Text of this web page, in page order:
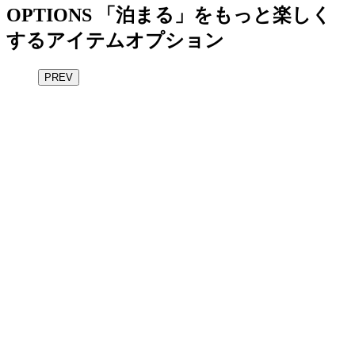
OPTIONS
「泊まる」をもっと楽しく
するアイテムオプション
PREV